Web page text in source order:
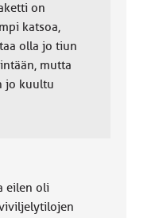
on
katsoa,
olla jo tiun
mutta
jo kuultu
eilen oli